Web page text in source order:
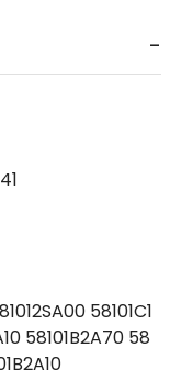
58101C1
58101B2A70 58